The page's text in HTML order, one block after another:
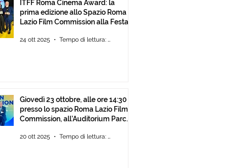
ITFF Roma Cinema Award: la
prima edizione allo Spazio Roma
Lazio Film Commission alla Festa
24 ott 2025 Tempo di lettura: 2 min
Giovedì 23 ottobre, alle ore 14:30
presso lo spazio Roma Lazio Film
Commission, all’Auditorium Parco
degli ITFF Roma Cinema Award
20 ott 2025 Tempo di lettura: 2 min